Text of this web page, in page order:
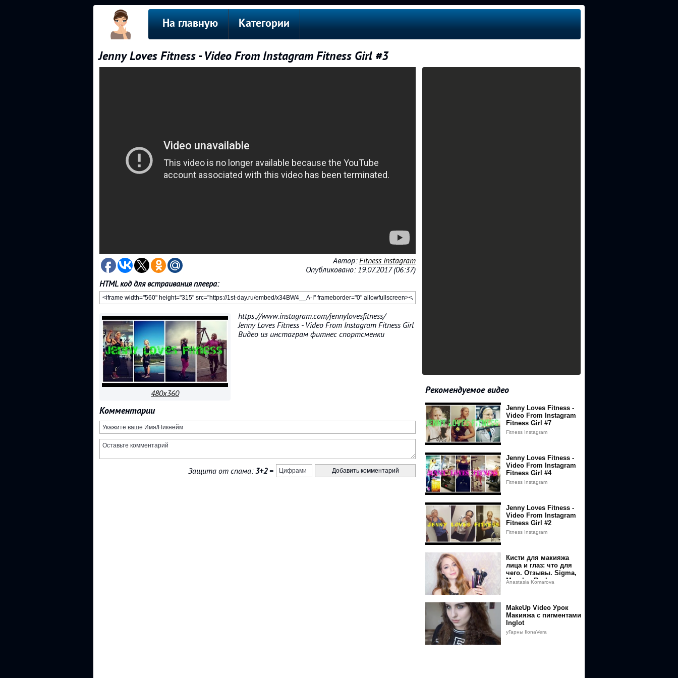
На главную Категории
Jenny Loves Fitness - Video From Instagram Fitness Girl #3
Автор:Fitness Instagram
Опубликовано: 19.07.2017 (06:37)
HTML код для встраивания плеера:
480x360
https://www.instagram.com/jennylovesfitness/
Jenny Loves Fitness - Video From Instagram Fitness Girl
Видео из инстаграм фитнес спортсменки
Комментарии
Защита от спама:3+2=
Рекомендуемое видео
Jenny Loves Fitness -
Video From Instagram
Fitness Girl #7
Fitness Instagram
Jenny Loves Fitness -
Video From Instagram
Fitness Girl #4
Fitness Instagram
Jenny Loves Fitness -
Video From Instagram
Fitness Girl #2
Fitness Instagram
Кисти для макияжа
лица и глаз: что для
чего. Отзывы. Sigma,
Morphe, Real
Anastasia Komarova
MakeUp Video Урок
Макияжа с пигментами
Inglot
уГарны IlonaVera